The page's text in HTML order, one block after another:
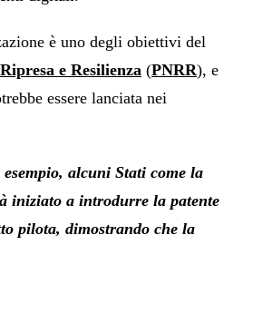
è uno degli obiettivi del
e Resilienza (PNRR), e
essere lanciata nei
alcuni Stati come la
iniziato a introdurre la patente
pilota, dimostrando che la